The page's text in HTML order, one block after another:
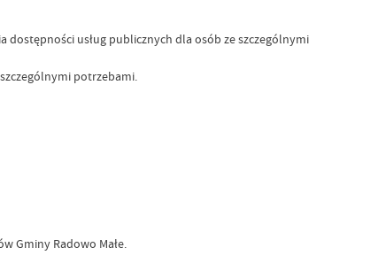
dostępności usług publicznych dla osób ze szczególnymi
potrzebami.
Gminy Radowo Małe.